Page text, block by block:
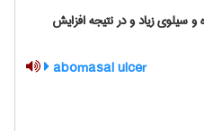
سیلوی زیاد و در نتیجه افزایش
abomasal ulcer